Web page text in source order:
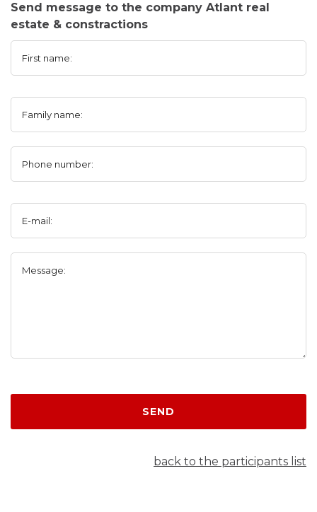
Send message to the company Atlant real
estate & constractions
First name:
Family name:
Phone number:
E-mail:
Message:
SEND
back to the participants list